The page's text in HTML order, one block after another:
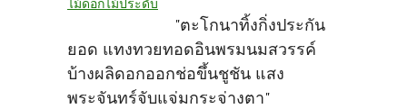
ไม้ดอกไม้ประดับ
"ตะโกนาทิ้งกิ่งประกัน
ยอด แทงทวยทอดอินพรมนมสวรรค์
บ้างผลิดอกออกช่อขึ้นชูชัน แสง
พระจันทร์จับแจ่มกระจ่างตา"